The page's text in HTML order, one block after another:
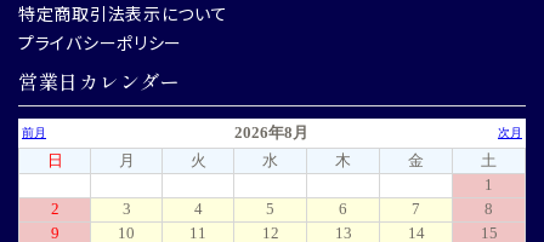
特定商取引法表示について
プライバシーポリシー
営業日カレンダー